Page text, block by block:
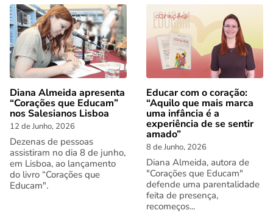
Diana Almeida apresenta
“Corações que Educam”
nos Salesianos Lisboa
12 de Junho, 2026
Dezenas de pessoas
assistiram no dia 8 de junho,
em Lisboa, ao lançamento
do livro “Corações que
Educam".
Educar com o coração:
“Aquilo que mais marca
uma infância é a
experiência de se sentir
amado”
8 de Junho, 2026
Diana Almeida, autora de
"Corações que Educam"
defende uma parentalidade
feita de presença,
recomeços...